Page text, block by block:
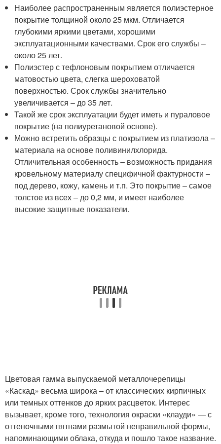
Наиболее распространенным является полиэстерное
покрытие толщиной около 25 мкм. Отличается
глубокими яркими цветами, хорошими
эксплуатационными качествами. Срок его службы –
около 25 лет.
Полиэстер с тефлоновым покрытием отличается
матовостью цвета, слегка шероховатой
поверхностью. Срок службы значительно
увеличивается – до 35 лет.
Такой же срок эксплуатации будет иметь и пураловое
покрытие (на полиуретановой основе).
Можно встретить образцы с покрытием из платизола –
материала на основе поливинилхлорида.
Отличительная особенность – возможность придания
кровельному материалу специфичной фактурности –
под дерево, кожу, камень и т.п. Это покрытие – самое
толстое из всех – до 0,2 мм, и имеет наиболее
высокие защитные показатели.
Цветовая гамма выпускаемой металлочерепицы
«Каскад» весьма широка – от классических кирпичных
или темных оттенков до ярких расцветок. Интерес
вызывает, кроме того, технология окраски «клауди» — с
оттеночными пятнами размытой неправильной формы,
напоминающими облака, откуда и пошло такое название.